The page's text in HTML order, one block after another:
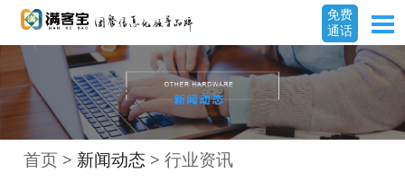
免费
通话
首页 > 新闻动态 > 行业资讯